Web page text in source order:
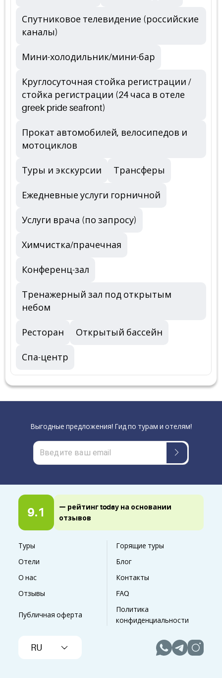
Спутниковое телевидение (российские
каналы)
Мини-холодильник/мини-бар
Круглосуточная стойка регистрации /
стойка регистрации (24 часа в отеле
greek pride seafront)
Прокат автомобилей, велосипедов и
мотоциклов
Туры и экскурсии Трансферы
Ежедневные услуги горничной
Услуги врача (по запросу)
Химчистка/прачечная
Конференц-зал
Тренажерный зал под открытым
небом
Ресторан Открытый бассейн
Спа-центр
9.1
— рейтинг today на основании
отзывов
Туры
Горящие туры
Отели
Блог
О нас
Контакты
Отзывы
FAQ
Публичная оферта
Политика
конфиденциальности
RU
Выгодные предложения! Гид по турам и отелям!